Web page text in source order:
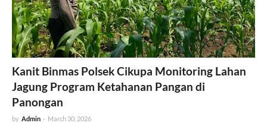
Kanit Binmas Polsek Cikupa Monitoring Lahan
Jagung Program Ketahanan Pangan di
Panongan
by Admin - March 30, 2026